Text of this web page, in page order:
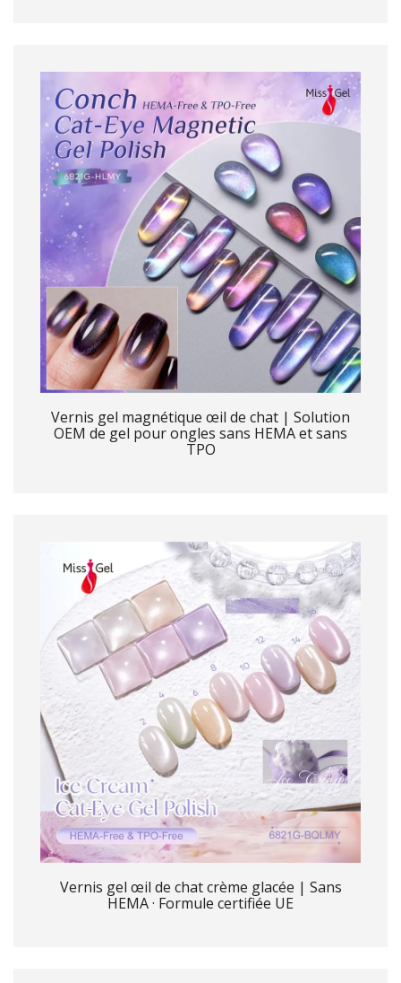
Vernis gel magnétique œil de chat | Solution
OEM de gel pour ongles sans HEMA et sans
TPO
Vernis gel œil de chat crème glacée | Sans
HEMA · Formule certifiée UE